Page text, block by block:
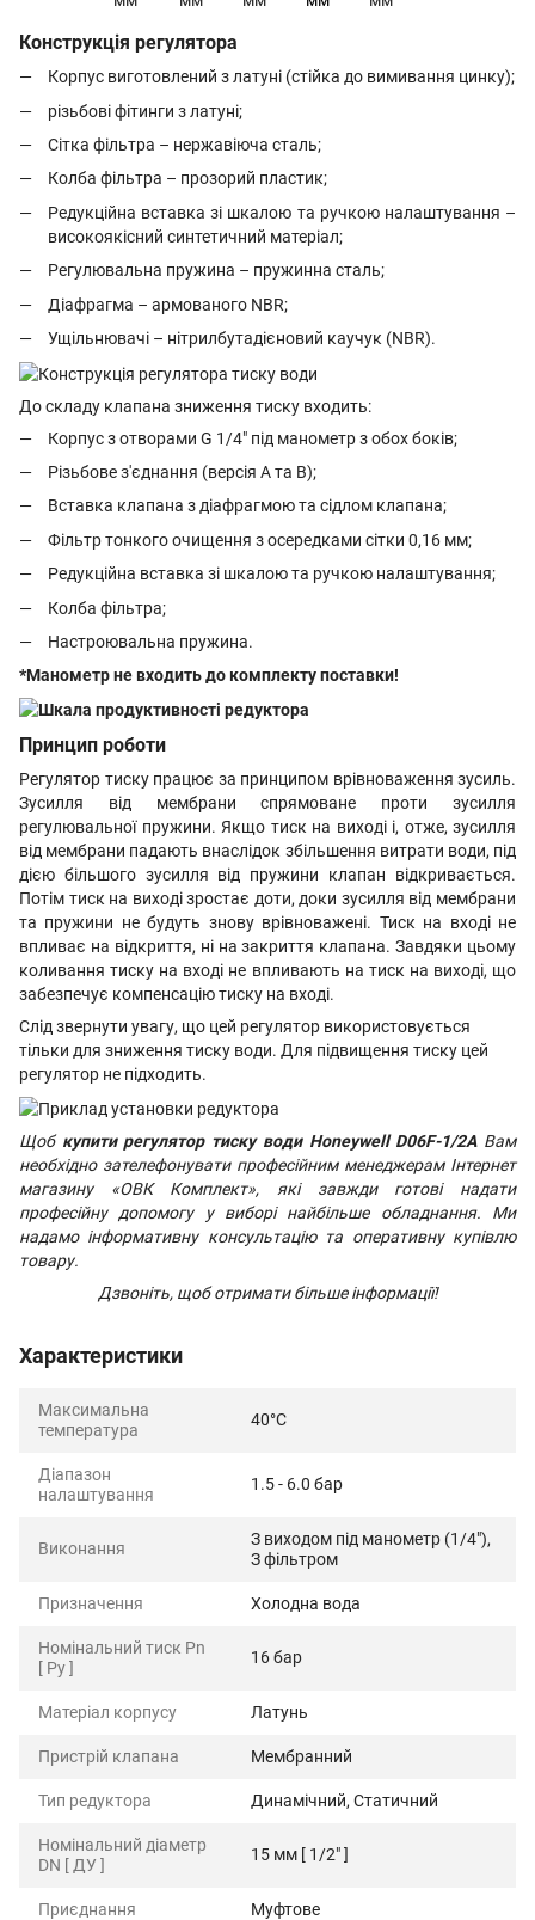
Конструкція регулятора
Корпус виготовлений з латуні (стійка до вимивання цинку);
різьбові фітинги з латуні;
Сітка фільтра – нержавіюча сталь;
Колба фільтра – прозорий пластик;
Редукційна вставка зі шкалою та ручкою налаштування –
високоякісний синтетичний матеріал;
Регулювальна пружина – пружинна сталь;
Діафрагма – армованого NВR;
Ущільнювачі – нітрилбутадієновий каучук (NBR).
До складу клапана зниження тиску входить:
Корпус з отворами G 1/4" під манометр з обох боків;
Різьбове з'єднання (версія А та В);
Вставка клапана з діафрагмою та сідлом клапана;
Фільтр тонкого очищення з осередками сітки 0,16 мм;
Редукційна вставка зі шкалою та ручкою налаштування;
Колба фільтра;
Настроювальна пружина.
*Манометр не входить до комплекту поставки!
Принцип роботи
Регулятор тиску працює за принципом врівноваження зусиль.
Зусилля від мембрани спрямоване проти зусилля
регулювальної пружини. Якщо тиск на виході і, отже, зусилля
від мембрани падають внаслідок збільшення витрати води, під
дією більшого зусилля від пружини клапан відкривається.
Потім тиск на виході зростає доти, доки зусилля від мембрани
та пружини не будуть знову врівноважені. Тиск на вході не
впливає на відкриття, ні на закриття клапана. Завдяки цьому
коливання тиску на вході не впливають на тиск на виході, що
забезпечує компенсацію тиску на вході.
Слід звернути увагу, що цей регулятор використовується
тільки для зниження тиску води. Для підвищення тиску цей
регулятор не підходить.
Щоб купити регулятор тиску води Honeywell D06F-1/2AВам
необхідно зателефонувати професійним менеджерам Інтернет
магазину «ОВК Комплект», які завжди готові надати
професійну допомогу у виборі найбільше обладнання. Ми
надамо інформативну консультацію та оперативну купівлю
товару.
Дзвоніть, щоб отримати більше інформації!
Характеристики
Максимальна
температура
40°С
Діапазон
налаштування
1.5 - 6.0 бар
Виконання
З виходом під манометр (1/4"),
З фільтром
Призначення Холодна вода
Номінальний тиск Pn
[ Ру ]
16 бар
Матеріал корпусу Латунь
Пристрій клапана Мембранний
Тип редуктора Динамічний, Статичний
Номінальний діаметр
DN [ ДУ ]
15 мм [ 1/2" ]
Приєднання Муфтове